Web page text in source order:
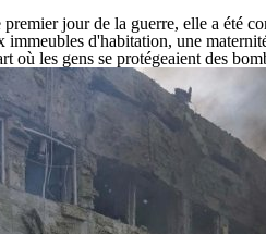
jour de la guerre, elle a été
d'habitation, une
où les gens se protégeaient des